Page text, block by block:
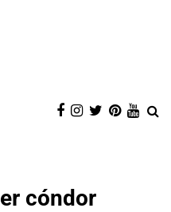
cóndor